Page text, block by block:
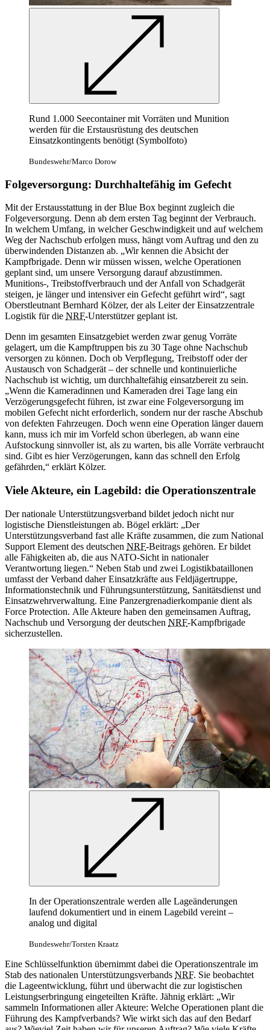
Rund 1.000 Seecontainer mit Vorräten und Munition
werden für die Erstausrüstung des deutschen
Einsatzkontingents benötigt (Symbolfoto)
Bundeswehr/Marco Dorow
Folgeversorgung: Durchhaltefähig im Gefecht
Mit der Erstausstattung in derBlue Box beginnt zugleich die
Folgeversorgung. Denn ab dem ersten Tag beginnt der Verbrauch.
In welchem Umfang, in welcher Geschwindigkeit und auf welchem
Weg der Nachschub erfolgen muss, hängt vom Auftrag und den zu
überwindenden Distanzen ab. „Wir kennen die Absicht der
Kampfbrigade. Denn wir müssen wissen, welche Operationen
geplant sind, um unsere Versorgung darauf abzustimmen.
Munitions-, Treibstoffverbrauch und der Anfall von Schadgerät
steigen, je länger und intensiver ein Gefecht geführt wird“, sagt
Oberstleutnant Bernhard Kölzer, der als Leiter der Einsatzzentrale
Logistik für die NRF-Unterstützer geplant ist.
Denn im gesamten Einsatzgebiet werden zwar genug Vorräte
gelagert, um die Kampftruppen bis zu 30 Tage ohne Nachschub
versorgen zu können. Doch ob Verpflegung, Treibstoff oder der
Austausch von Schadgerät – der schnelle und kontinuierliche
Nachschub ist wichtig, um durchhaltefähig einsatzbereit zu sein.
„Wenn die Kameradinnen und Kameraden drei Tage lang ein
Verzögerungsgefecht führen, ist zwar eine Folgeversorgung im
mobilen Gefecht nicht erforderlich, sondern nur der rasche Abschub
von defekten Fahrzeugen. Doch wenn eine Operation länger dauern
kann, muss ich mir im Vorfeld schon überlegen, ab wann eine
Aufstockung sinnvoller ist, als zu warten, bis alle Vorräte verbraucht
sind. Gibt es hier Verzögerungen, kann das schnell den Erfolg
gefährden,“ erklärt Kölzer.
Viele Akteure, ein Lagebild: die Operationszentrale
Der nationale Unterstützungsverband bildet jedoch nicht nur
logistische Dienstleistungen ab. Bögel erklärt: „Der
Unterstützungsverband fast alle Kräfte zusammen, die zum National
Support Element des deutschen NRF-Beitrags gehören. Er bildet
alle Fähigkeiten ab, die aus NATO-Sicht in nationaler
Verantwortung liegen.“ Neben Stab und zwei Logistikbataillonen
umfasst der Verband daher Einsatzkräfte aus Feldjägertruppe,
Informationstechnik und Führungsunterstützung, Sanitätsdienst und
Einsatzwehrverwaltung. Eine Panzergrenadierkompanie dient als
Force Protection. Alle Akteure haben den gemeinsamen Auftrag,
Nachschub und Versorgung der deutschen NRF-Kampfbrigade
sicherzustellen.
In der Operationszentrale werden alle Lageänderungen
laufend dokumentiert und in einem Lagebild vereint –
analog und digital
Bundeswehr/Torsten Kraatz
Eine Schlüsselfunktion übernimmt dabei die Operationszentrale im
Stab des nationalen Unterstützungsverbands NRF. Sie beobachtet
die Lageentwicklung, führt und überwacht die zur logistischen
Leistungserbringung eingeteilten Kräfte. Jähnig erklärt: „Wir
sammeln Informationen aller Akteure: Welche Operationen plant die
Führung des Kampfverbands? Wie wirkt sich das auf den Bedarf